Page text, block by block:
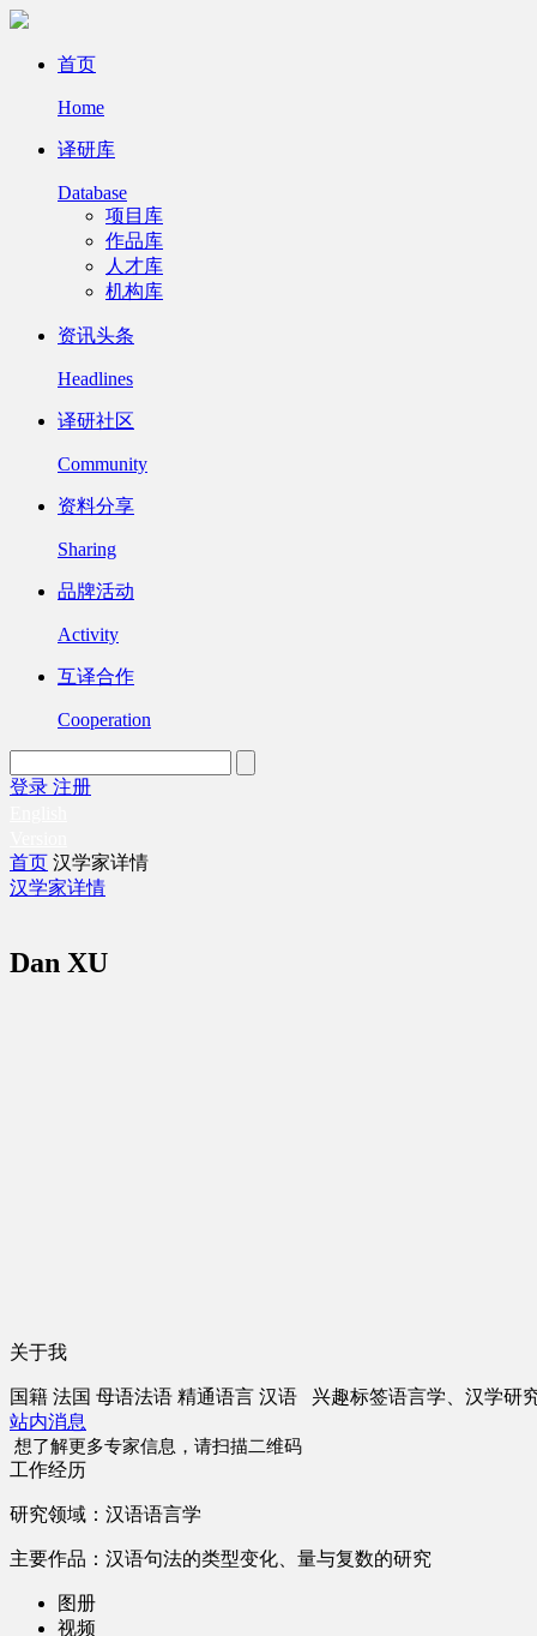
首页
Home
译研库
Database
项目库
作品库
人才库
机构库
资讯头条
Headlines
译研社区
Community
资料分享
Sharing
品牌活动
Activity
互译合作
Cooperation
登录 注册
首页 汉学家详情
汉学家详情
Dan XU
关于我
国籍 法国 母语法语 精通语言 汉语 兴趣标签语言学、汉学研
站内消息
想了解更多专家信息，请扫描二维码
工作经历
研究领域：汉语语言学
主要作品：汉语句法的类型变化、量与复数的研究
图册
视频